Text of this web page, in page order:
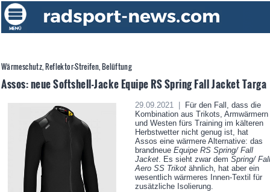
Wärmeschutz, Reflektor-Streifen, Belüftung
Assos: neue Softshell-Jacke Equipe RS Spring Fall Jacket Targa
29.09.2021 |
Für den Fall, dass die
Kombination aus Trikots, Armwärmern
und Westen fürs Training im kälteren
Herbstwetter nicht genug ist, hat
Assos eine wärmere Alternative: das
brandneue Equipe RS Spring/ Fall
Jacket. Es sieht zwar dem Spring/ Fall
Aero SS Trikotähnlich, hat aber ein
wesentlich wärmeres Innen-Textil für
zusätzliche Isolierung.